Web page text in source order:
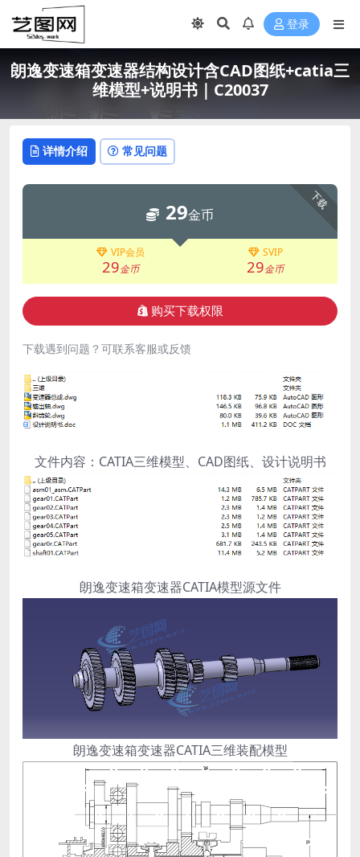
登录
朗逸变速箱变速器结构设计含CAD图纸+catia三
维模型+说明书｜C20037
详情介绍 常见问题
下载
29金币
VIP会员
29金币
SVIP
29金币
购买下载权限
下载遇到问题？可联系客服或反馈
文件内容：CATIA三维模型、CAD图纸、设计说明书
朗逸变速箱变速器CATIA模型源文件
朗逸变速箱变速器CATIA三维装配模型